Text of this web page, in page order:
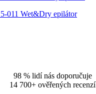
011 Wet&Dry epilátor
98 % lidí nás doporučuje
14 700+ ověřených recenzí